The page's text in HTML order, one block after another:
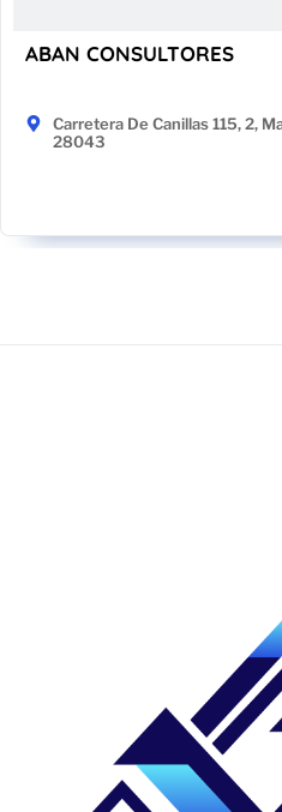
ABAN CONSULTORES
Carretera De Canillas 115, 2,
28043